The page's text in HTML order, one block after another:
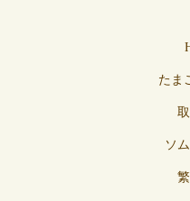
たま
ソ